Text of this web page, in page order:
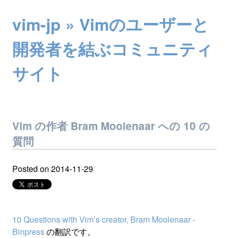
vim-jp » Vimのユーザーと
開発者を結ぶコミュニティ
サイト
Vim の作者 Bram Moolenaar への 10 の
質問
Posted on 2014-11-29
10 Questions with Vim’s creator, Bram Moolenaar -
Binpressの翻訳です。